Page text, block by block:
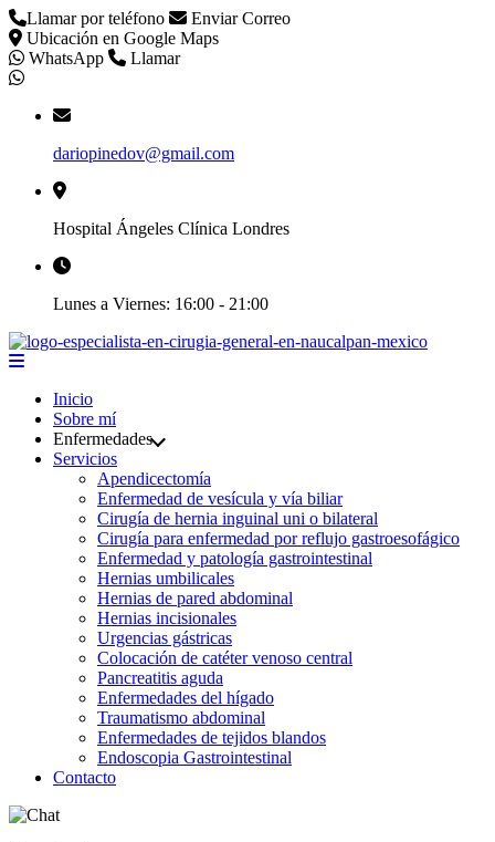
Llamar por teléfono
Enviar Correo
Ubicación en Google Maps
WhatsApp
Llamar
dariopinedov@gmail.com
Hospital Ángeles Clínica Londres
Lunes a Viernes: 16:00 - 21:00
Inicio
Sobre mí
Enfermedades
Servicios
Apendicectomía
Enfermedad de vesícula y vía biliar
Cirugía de hernia inguinal uni o bilateral
Cirugía para enfermedad por reflujo gastroesofágico
Enfermedad y patología gastrointestinal
Hernias umbilicales
Hernias de pared abdominal
Hernias incisionales
Urgencias gástricas
Colocación de catéter venoso central
Pancreatitis aguda
Enfermedades del hígado
Traumatismo abdominal
Enfermedades de tejidos blandos
Endoscopia Gastrointestinal
Contacto